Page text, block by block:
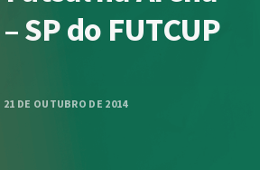
SP do FUTCUP
21 DE OUTUBRO DE 2014